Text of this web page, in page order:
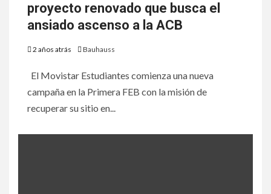
proyecto renovado que busca el
ansiado ascenso a la ACB
2 años atrás Bauhauss
El Movistar Estudiantes comienza una nueva
campaña en la Primera FEB con la misión de
recuperar su sitio en...